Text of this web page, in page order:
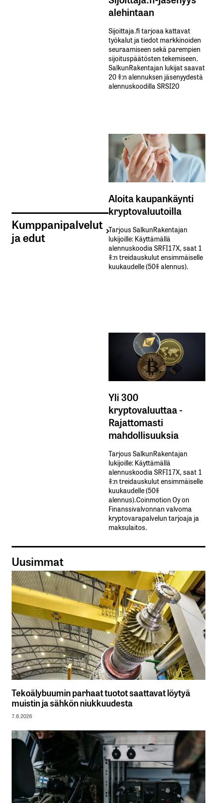
Kumppanipalvelut
ja edut
alehintaan
Sijoittaja.fi tarjoaa kattavat
työkalut ja tiedot markkinoiden
seuraamiseen sekä parempien
sijoituspäätösten tekemiseen.
SalkunRakentajan lukijat saavat
20 %:n alennuksen jäsenyydestä
alennuskoodilla SRSI20
Aloita kaupankäynti
kryptovaluutoilla
Tarjous SalkunRakentajan
lukijoille: Käyttämällä​ ​
alennuskoodia​ ​SRFI17X,​ ​saat​ ​1
%:n treidauskulut​ ​ensimmäiselle​ ​
kuukaudelle​ ​(50%​ ​alennus).
Yli 300
kryptovaluuttaa -
Rajattomasti
mahdollisuuksia
Tarjous SalkunRakentajan
lukijoille: Käyttämällä​ ​
alennuskoodia​ ​SRFI17X,​ ​saat​ ​1
%:n treidauskulut​ ​ensimmäiselle​ ​
kuukaudelle​ ​(50%​ ​
alennus).Coinmotion Oy on
Finanssivalvonnan valvoma
kryptovarapalvelun tarjoaja ja
maksulaitos.
Uusimmat
Tekoälybuumin parhaat tuotot saattavat löytyä
muistin ja sähkön niukkuudesta
7.8.2026